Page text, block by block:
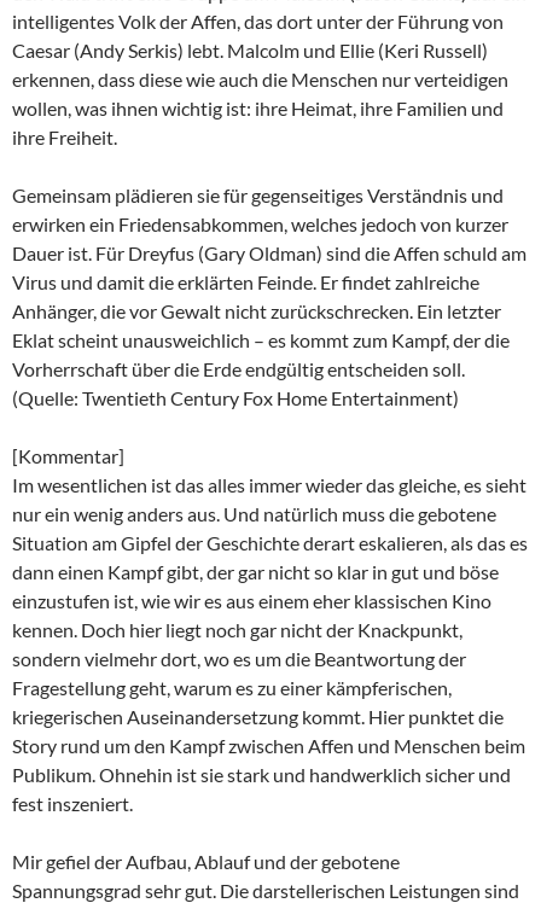
intelligentes Volk der Affen, das dort unter der Führung von
Caesar (Andy Serkis) lebt. Malcolm und Ellie (Keri Russell)
erkennen, dass diese wie auch die Menschen nur verteidigen
wollen, was ihnen wichtig ist: ihre Heimat, ihre Familien und
ihre Freiheit.
Gemeinsam plädieren sie für gegenseitiges Verständnis und
erwirken ein Friedensabkommen, welches jedoch von kurzer
Dauer ist. Für Dreyfus (Gary Oldman) sind die Affen schuld am
Virus und damit die erklärten Feinde. Er findet zahlreiche
Anhänger, die vor Gewalt nicht zurückschrecken. Ein letzter
Eklat scheint unausweichlich – es kommt zum Kampf, der die
Vorherrschaft über die Erde endgültig entscheiden soll.
(Quelle: Twentieth Century Fox Home Entertainment)
[Kommentar]
Im wesentlichen ist das alles immer wieder das gleiche, es sieht
nur ein wenig anders aus. Und natürlich muss die gebotene
Situation am Gipfel der Geschichte derart eskalieren, als das es
dann einen Kampf gibt, der gar nicht so klar in gut und böse
einzustufen ist, wie wir es aus einem eher klassischen Kino
kennen. Doch hier liegt noch gar nicht der Knackpunkt,
sondern vielmehr dort, wo es um die Beantwortung der
Fragestellung geht, warum es zu einer kämpferischen,
kriegerischen Auseinandersetzung kommt. Hier punktet die
Story rund um den Kampf zwischen Affen und Menschen beim
Publikum. Ohnehin ist sie stark und handwerklich sicher und
fest inszeniert.
Mir gefiel der Aufbau, Ablauf und der gebotene
Spannungsgrad sehr gut. Die darstellerischen Leistungen sind